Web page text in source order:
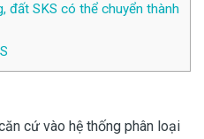
đất SKS có thể chuyển thành
cứ vào hệ thống phân loại